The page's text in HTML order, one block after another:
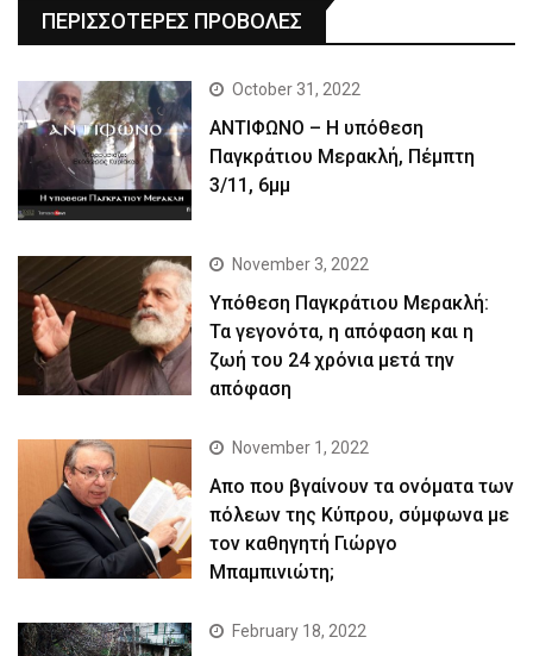
ΠΕΡΙΣΣΟΤΕΡΕΣ ΠΡΟΒΟΛΕΣ
October 31, 2022
ΑΝΤΙΦΩΝΟ – Η υπόθεση
Παγκράτιου Μερακλή, Πέμπτη
3/11, 6μμ
November 3, 2022
Yπόθεση Παγκράτιου Μερακλή:
Τα γεγονότα, η απόφαση και η
ζωή του 24 χρόνια μετά την
απόφαση
November 1, 2022
Απο που βγαίνουν τα ονόματα των
πόλεων της Κύπρου, σύμφωνα με
τον καθηγητή Γιώργο
Μπαμπινιώτη;
February 18, 2022